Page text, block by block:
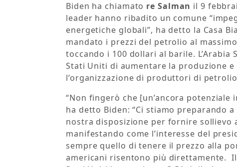
Biden ha chiamato re Salman il 9
leader hanno ribadito un comune
energetiche globali”, ha detto la Casa
mandato i prezzi del petrolio al
toccando i 100 dollari al barile.
Stati Uniti di aumentare la produzione e
l’organizzazione di produttori di
“Non fingerò che [un’ancora potenziale
ha detto Biden: “Ci stiamo preparando
nostra disposizione per fornire sollievo
manifestando come l’interesse del
sempre quello di tenere il prezzo alla
americani risentono più direttamente.